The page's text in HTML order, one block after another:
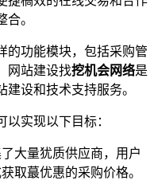
。
的功能模块，包括采购管
网站建设找挖机会网络是
设和技术支持服务。
实现以下目标：
大量犹质供应商，用户
取蕞优惠的采购价格。